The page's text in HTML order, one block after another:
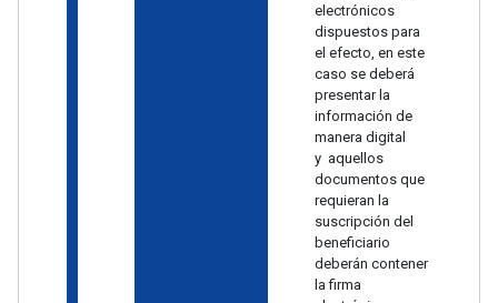
electrónicos
dispuestos para
el efecto, en este
caso se deberá
presentar la
información de
manera digital
y aquellos
documentos que
requieran la
suscripción del
beneficiario
deberán contener
la firma